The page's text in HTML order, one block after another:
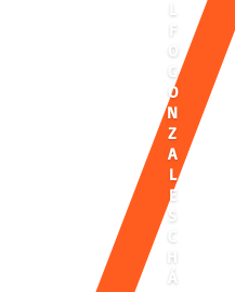
F
O
G
O
N
Z
A
L
E
S
C
H
Á